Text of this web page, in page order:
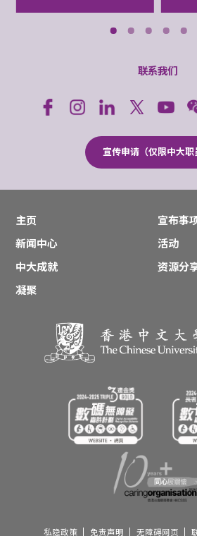
联系我们
宣传申请（仅限中大职
主页
宣布事
新闻中心
活动
中大成就
资源分
凝聚
私隐政策 免责声明 无障碍网页